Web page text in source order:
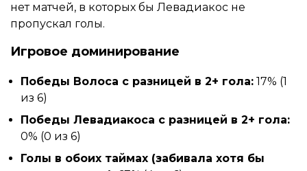
нет матчей, в которых бы Левадиакос не
пропускал голы.
Игровое доминирование
Победы Волоса с разницей в 2+ гола: 17% (1
из 6)
Победы Левадиакоса с разницей в 2+ гола:
0% (0 из 6)
Голы в обоих таймах (забивала хотя бы